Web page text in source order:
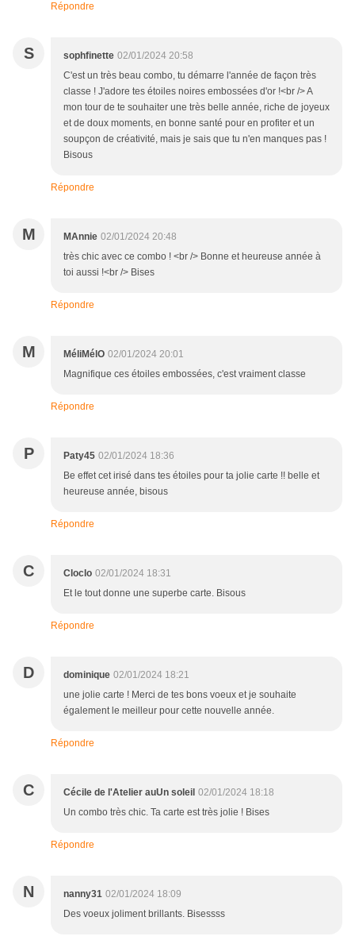
Répondre
S sophfinette 02/01/2024 20:58
C'est un très beau combo, tu démarre l'année de façon très
classe ! J'adore tes étoiles noires embossées d'or !<br /> A
mon tour de te souhaiter une très belle année, riche de joyeux
et de doux moments, en bonne santé pour en profiter et un
soupçon de créativité, mais je sais que tu n'en manques pas !
Bisous
Répondre
M MAnnie 02/01/2024 20:48
très chic avec ce combo ! <br /> Bonne et heureuse année à
toi aussi !<br /> Bises
Répondre
M MéliMélO 02/01/2024 20:01
Magnifique ces étoiles embossées, c'est vraiment classe
Répondre
P Paty45 02/01/2024 18:36
Be effet cet irisé dans tes étoiles pour ta jolie carte !! belle et
heureuse année, bisous
Répondre
C Cloclo 02/01/2024 18:31
Et le tout donne une superbe carte. Bisous
Répondre
D dominique 02/01/2024 18:21
une jolie carte ! Merci de tes bons voeux et je souhaite
également le meilleur pour cette nouvelle année.
Répondre
C Cécile de l'Atelier auUn soleil 02/01/2024 18:18
Un combo très chic. Ta carte est très jolie ! Bises
Répondre
N nanny31 02/01/2024 18:09
Des voeux joliment brillants. Bisessss